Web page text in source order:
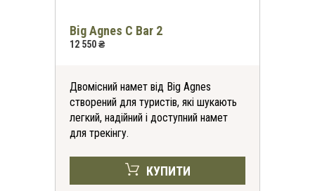
Big Agnes C Bar 2
12 550 ₴
Двомісний намет від Big Agnes
створений для туристів, які шукають
легкий, надійний і доступний намет
для трекінгу.
КУПИТИ